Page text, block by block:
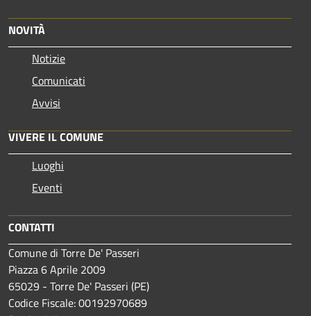
NOVITÀ
Notizie
Comunicati
Avvisi
VIVERE IL COMUNE
Luoghi
Eventi
CONTATTI
Comune di Torre De' Passeri
Piazza 6 Aprile 2009
65029 - Torre De' Passeri (PE)
Codice Fiscale: 00192970689